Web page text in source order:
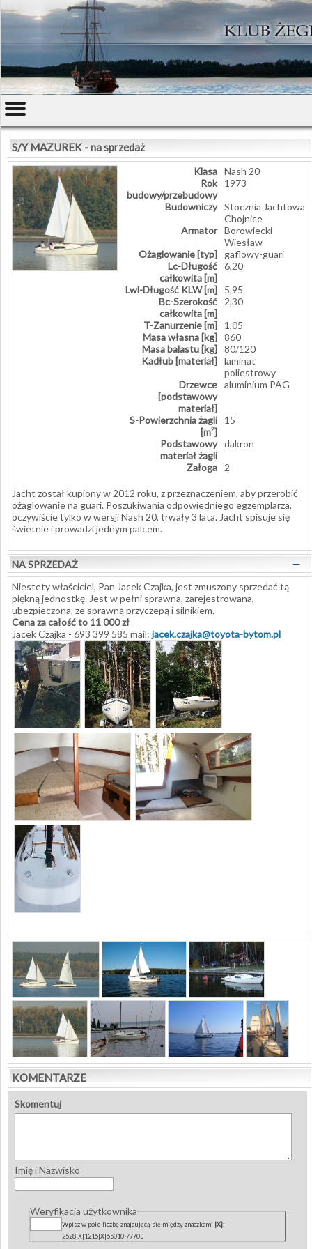
S/Y MAZUREK - na sprzedaż
Klasa Nash 20
Rok
budowy/przebudowy
1973
Budowniczy Stocznia Jachtowa
Chojnice
Armator Borowiecki
Wiesław
Ożaglowanie [typ]
gaflowy-guari
Lc-Długość
całkowita [m]
6,20
Lwl-Długość KLW [m]
5,95
Bc-Szerokość
całkowita [m]
2,30
T-Zanurzenie [m]
1,05
Masa własna [kg] 860
Masa balastu [kg] 80/120
Kadłub [materiał] laminat
poliestrowy
Drzewce
[podstawowy
materiał]
aluminium PAG
S-Powierzchnia żagli
[m2]
15
Podstawowy
materiał żagli
dakron
Załoga
2
Jacht został kupiony w 2012 roku, z przeznaczeniem, aby przerobić
ożaglowanie na guari. Poszukiwania odpowiedniego egzemplarza,
oczywiście tylko w wersji Nash 20, trwały 3 lata. Jacht spisuje się
świetnie i prowadzi jednym palcem.
NA SPRZEDAŻ –
Niestety właściciel, Pan Jacek Czajka, jest zmuszony sprzedać tą
piękną jednostkę. Jest w pełni sprawna, zarejestrowana,
ubezpieczona, ze sprawną przyczepą i silnikiem.
Cena za całość to 11 000 zł
Jacek Czajka - 693 399 585 mail: jacek.czajka@toyota-bytom.pl
KOMENTARZE
Skomentuj
Imię i Nazwisko
Weryfikacja użytkownika
Wpisz w pole liczbę znajdującą się między znaczkami |X|:
2528|X|1216|X|65010|77703